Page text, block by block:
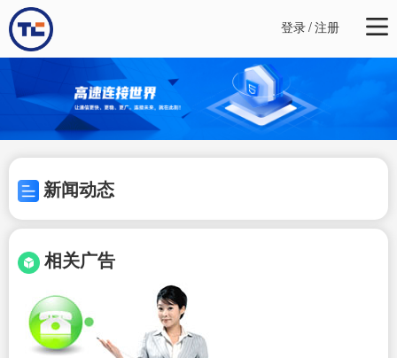
登录/注册
新闻动态
相关广告